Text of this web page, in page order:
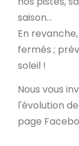
saison...
En
fermés ;
soleil !
Nous vous
l'évolution
page